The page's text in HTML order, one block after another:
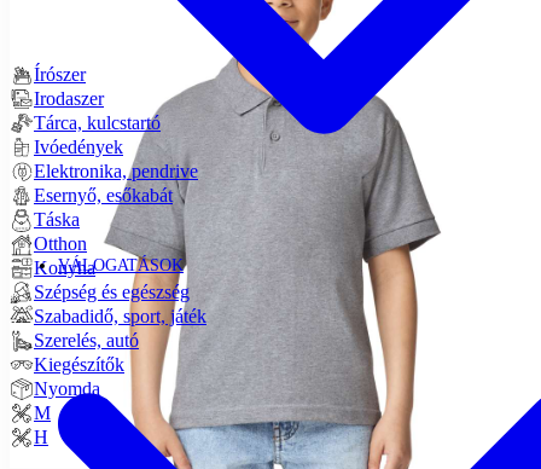
VÁLOGATÁSOK
Írószer
Irodaszer
Tárca, kulcstartó
Ivóedények
Elektronika, pendrive
Esernyő, esőkabát
Táska
Otthon
Konyha
Szépség és egészség
Szabadidő, sport, játék
Szerelés, autó
Kiegészítők
Nyomda
M
H